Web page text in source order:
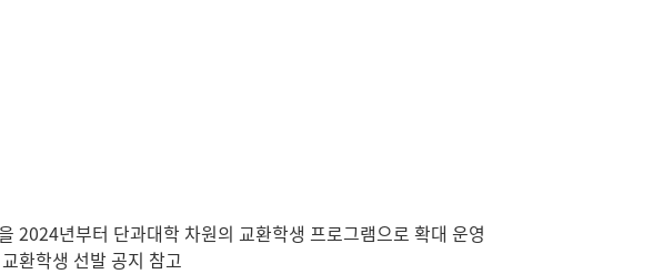
2024년부터 단과대학 차원의 교환학생 프로그램으로 확대 운영
환학생 선발 공지 참고